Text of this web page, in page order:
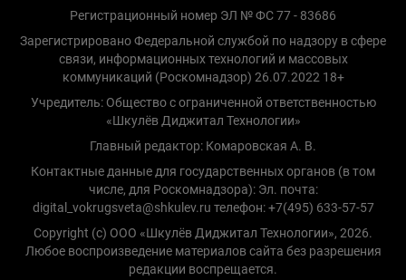
Регистрационный номер ЭЛ № ФС 77 - 83686
Зарегистрировано Федеральной службой по надзору в сфере
связи, информационных технологий и массовых
коммуникаций (Роскомнадзор) 26.07.2022 18+
Учредитель: Общество с ограниченной ответственностью
«Шкулёв Диджитал Технологии»
Главный редактор: Комаровская А. В.
Контактные данные для государственных органов (в том
числе, для Роскомнадзора): Эл. почта:
digital_vokrugsveta@shkulev.ru телефон: +7(495) 633-57-57
Copyright (с) ООО «Шкулёв Диджитал Технологии», 2026.
Любое воспроизведение материалов сайта без разрешения
редакции воспрещается.